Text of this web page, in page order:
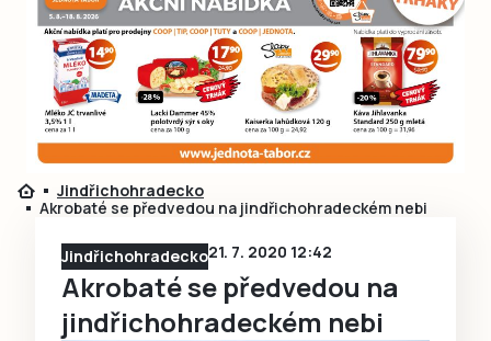
Přihlásit se
Přihlásit se přes Facebook
Ještě nemám účet, chci seRegistrovat
Čtenáři píší
Speciální přílohy
Inzerce
Jindřichohradecko
Akrobaté se předvedou na jindřichohradeckém nebi
Jindřichohradecko21. 7. 2020 12:42
Akrobaté se předvedou na
jindřichohradeckém nebi